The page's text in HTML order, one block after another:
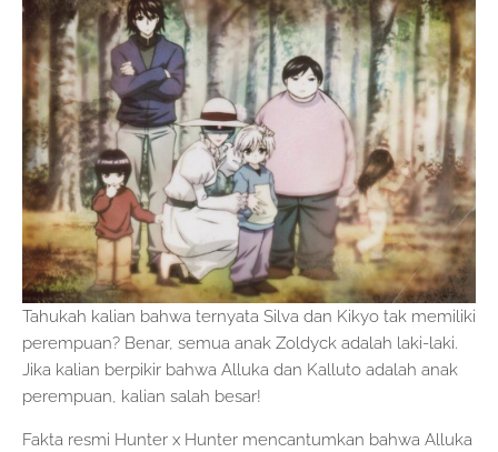
Tahukah kalian bahwa ternyata Silva dan Kikyo tak memiliki
perempuan? Benar, semua anak Zoldyck adalah laki-laki.
Jika kalian berpikir bahwa Alluka dan Kalluto adalah anak
perempuan, kalian salah besar!
Fakta resmi Hunter x Hunter mencantumkan bahwa Alluka